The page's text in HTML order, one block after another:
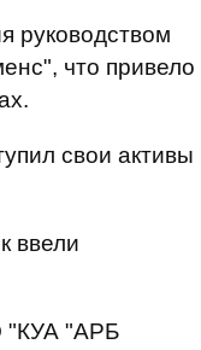
руководством
что привело
свои активы
ввели
"КУА "АРБ